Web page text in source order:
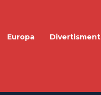
Europa
Divertisment